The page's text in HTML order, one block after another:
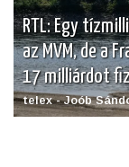
RTL: Egy
az MVM, de a
17 milliárdot
telex - Joób